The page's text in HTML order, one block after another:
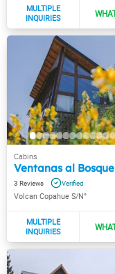
Ventanas al Bosque
3
Volcan Copahue S/N°